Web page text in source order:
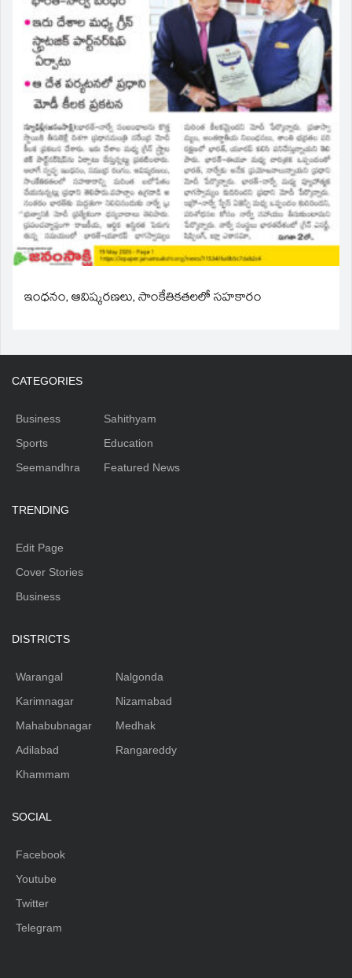
ఇంధనం, ఆవిష్కరణలు, సాంకేతికతలలో సహకారం
CATEGORIES
Business
Sports
Seemandhra
Sahithyam
Education
Featured News
TRENDING
Edit Page
Cover Stories
Business
DISTRICTS
Warangal
Karimnagar
Mahabubnagar
Adilabad
Khammam
Nalgonda
Nizamabad
Medhak
Rangareddy
SOCIAL
Facebook
Youtube
Twitter
Telegram